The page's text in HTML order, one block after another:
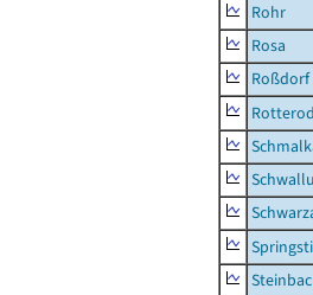
Rohr
Rosa
Roßdorf